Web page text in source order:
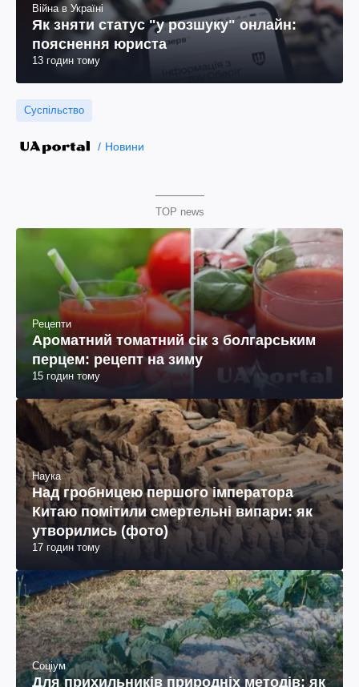
Війна в Україні
Як зняти статус "у розшуку" онлайн:
пояснення юриста
13 годин тому
Суспільство
Новини
TOP news
Рецепти
Ароматний томатний сік з болгарським
перцем: рецепт на зиму
15 годин тому
Наука
Над гробницею першого імператора
Китаю помітили смертельні випари: як
утворились (фото)
17 годин тому
Соціум
Для прихильників природніх методів: як